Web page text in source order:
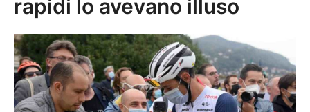
rapidi lo avevano illuso